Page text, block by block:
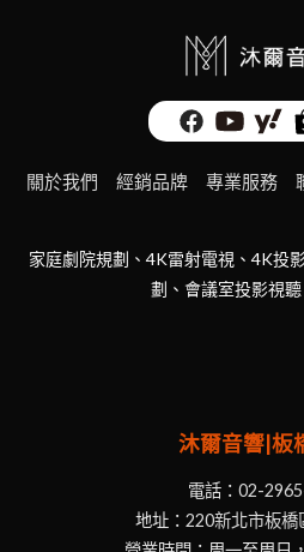
關於我們 經銷品牌 專業服務
家庭劇院規劃、4K雷射電視、4K投
劃、會議室投影視
沐爾音響|板
電話： 02-
地址： 220新北市板橋